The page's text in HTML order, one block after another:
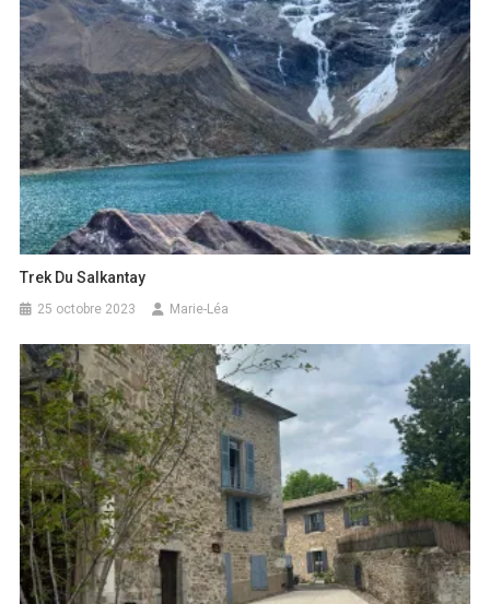
Trek Du Salkantay
25 octobre 2023 Marie-Léa